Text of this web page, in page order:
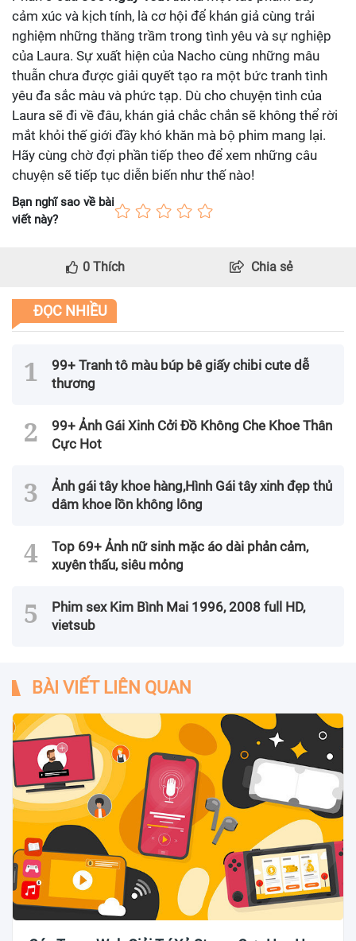
cảm xúc và kịch tính, là cơ hội để khán giả cùng trải
nghiệm những thăng trầm trong tình yêu và sự nghiệp
của Laura. Sự xuất hiện của Nacho cùng những mâu
thuẫn chưa được giải quyết tạo ra một bức tranh tình
yêu đa sắc màu và phức tạp. Dù cho chuyện tình của
Laura sẽ đi về đâu, khán giả chắc chắn sẽ không thể rời
mắt khỏi thế giới đầy khó khăn mà bộ phim mang lại.
Hãy cùng chờ đợi phần tiếp theo để xem những câu
chuyện sẽ tiếp tục diễn biến như thế nào!
Bạn nghĩ sao về bài
viết này?
0 Thích Chia sẻ
ĐỌC NHIỀU
99+ Tranh tô màu búp bê giấy chibi cute dễ
thương
99+ Ảnh Gái Xinh Cởi Đồ Không Che Khoe Thân
Cực Hot
Ảnh gái tây khoe hàng,Hình Gái tây xinh đẹp thủ
dâm khoe lồn không lông
Top 69+ Ảnh nữ sinh mặc áo dài phản cảm,
xuyên thấu, siêu mỏng
Phim sex Kim Bình Mai 1996, 2008 full HD,
vietsub
BÀI VIẾT LIÊN QUAN